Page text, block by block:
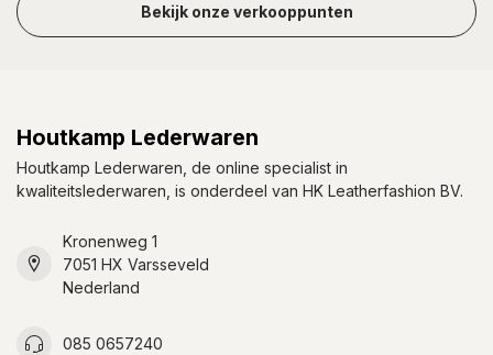
Bekijk onze verkooppunten
Houtkamp Lederwaren
Houtkamp Lederwaren, de online specialist in
kwaliteitslederwaren, is onderdeel van HK Leatherfashion BV.
Kronenweg 1
7051 HX Varsseveld
Nederland
085 0657240